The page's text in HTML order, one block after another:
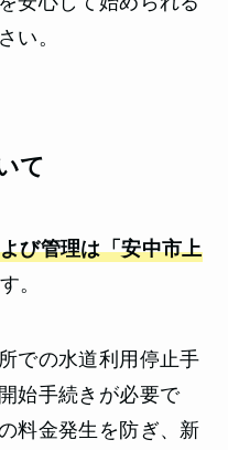
い。
て
び管理は「安中市上
。
での水道利用停止手
始手続きが必要で
料金発生を防ぎ、新